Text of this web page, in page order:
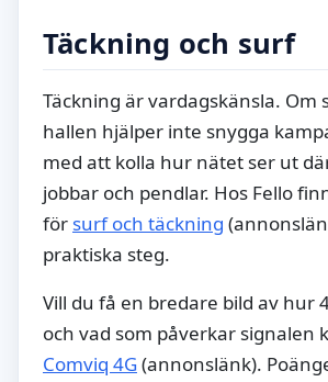
Täckning och surf
Täckning är vardagskänsla. Om
hallen hjälper inte snygga
med att kolla hur nätet ser ut
jobbar och pendlar. Hos Fello
för surf och täckning
praktiska steg.
Vill du få en bredare bild av hur
och vad som påverkar signalen
Comviq 4G(annonslänk).